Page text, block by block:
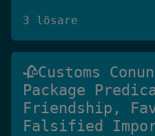
3 lösare
🥀Customs
Package
Friendship,
Falsified